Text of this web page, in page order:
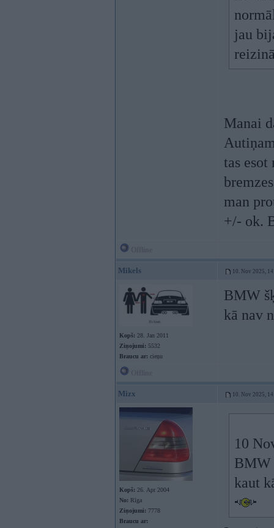
jau
Manai
tas esot
man
+/- ok.
Mikels 10. Nov 2025,
Kopš: 28. Jan 2011
Ziņojumi: 5532
Braucu ar: cieņu
BMW
kā nav
Mizx 10. Nov 2025,
Kopš: 26. Apr 2004
No: Rīga
Ziņojumi: 7778
Braucu ar:
10
BMW
kaut